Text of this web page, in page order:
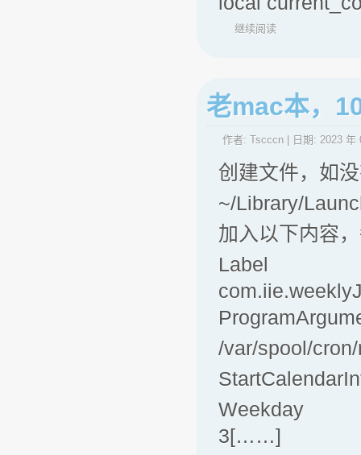
继续阅读
老mac本，
作者: Tscccn | 日期: 2023 年
创建文件，如
~/Library/
加入以下内容
Label
/var/spool/
Weekday
3[……]